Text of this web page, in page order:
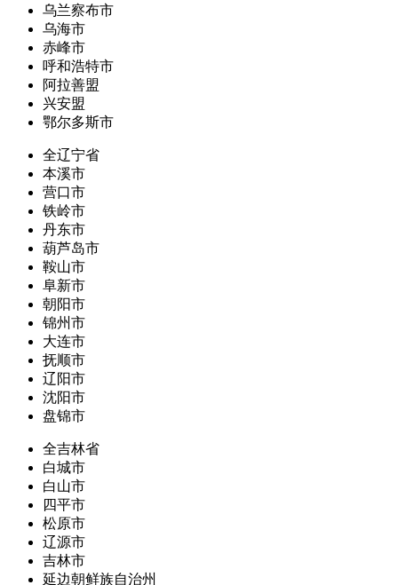
乌兰察布市
乌海市
赤峰市
呼和浩特市
阿拉善盟
兴安盟
鄂尔多斯市
全辽宁省
本溪市
营口市
铁岭市
丹东市
葫芦岛市
鞍山市
阜新市
朝阳市
锦州市
大连市
抚顺市
辽阳市
沈阳市
盘锦市
全吉林省
白城市
白山市
四平市
松原市
辽源市
吉林市
延边朝鲜族自治州